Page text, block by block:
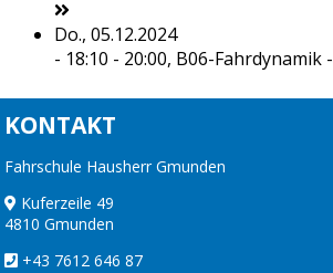
Do., 05.12.2024
- 18:10 - 20:00, B06-Fahrdynamik-
KONTAKT
Fahrschule Hausherr Gmunden
Kuferzeile 49
4810 Gmunden
+43 7612 646 87